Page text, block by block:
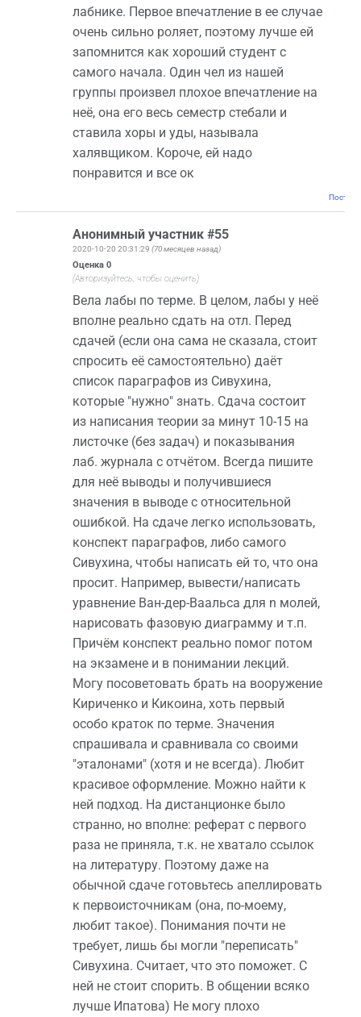
лабнике. Первое впечатление в ее случае
очень сильно роляет, поэтому лучше ей
запомнится как хороший студент с
самого начала. Один чел из нашей
группы произвел плохое впечатление на
неё, она его весь семестр стебали и
ставила хоры и уды, называла
халявщиком. Короче, ей надо
понравится и все ок
Анонимный участник #55
2020-10-20 20:31:29 (70 месяцев назад)
Оценка 0
(Авторизуйтесь, чтобы оценить)
Вела лабы по терме. В целом, лабы у неё
вполне реально сдать на отл. Перед
сдачей (если она сама не сказала, стоит
спросить её самостоятельно) даёт
список параграфов из Сивухина,
которые "нужно" знать. Сдача состоит
из написания теории за минут 10-15 на
листочке (без задач) и показывания
лаб. журнала с отчётом. Всегда пишите
для неё выводы и получившиеся
значения в выводе с относительной
ошибкой. На сдаче легко использовать,
конспект параграфов, либо самого
Сивухина, чтобы написать ей то, что она
просит. Например, вывести/написать
уравнение Ван-дер-Ваальса для n молей,
нарисовать фазовую диаграмму и т.п.
Причём конспект реально помог потом
на экзамене и в понимании лекций.
Могу посоветовать брать на вооружение
Кириченко и Кикоина, хоть первый
особо краток по терме. Значения
спрашивала и сравнивала со своими
"эталонами" (хотя и не всегда). Любит
красивое оформление. Можно найти к
ней подход. На дистанционке было
странно, но вполне: реферат с первого
раза не приняла, т.к. не хватало ссылок
на литературу. Поэтому даже на
обычной сдаче готовьтесь апеллировать
к первоисточникам (она, по-моему,
любит такое). Понимания почти не
требует, лишь бы могли "переписать"
Сивухина. Считает, что это поможет. С
ней не стоит спорить. В общении всяко
лучше Ипатова) Не могу плохо